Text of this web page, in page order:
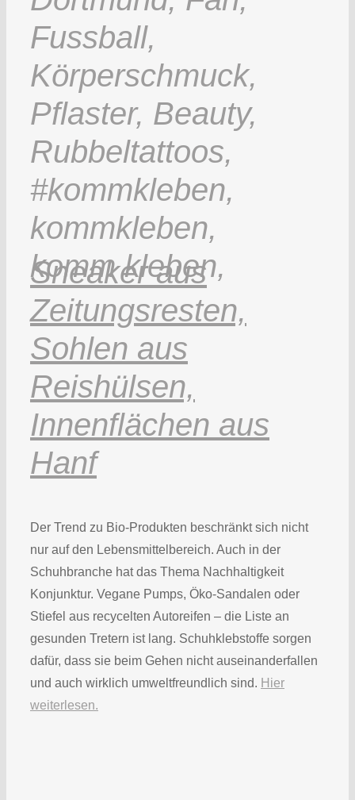
Sneaker aus
Zeitungsresten,
Sohlen aus
Reishülsen,
Innenflächen aus
Hanf
Der Trend zu Bio-Produkten beschränkt sich nicht
nur auf den Lebensmittelbereich. Auch in der
Schuhbranche hat das Thema Nachhaltigkeit
Konjunktur. Vegane Pumps, Öko-Sandalen oder
Stiefel aus recycelten Autoreifen – die Liste an
gesunden Tretern ist lang. Schuhklebstoffe sorgen
dafür, dass sie beim Gehen nicht auseinanderfallen
und auch wirklich umweltfreundlich sind. Hier
weiterlesen.